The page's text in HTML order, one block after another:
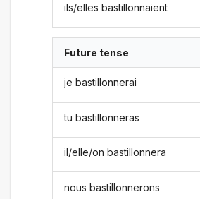
ils/elles bastillonnaient
Future tense
je bastillonnerai
tu bastillonneras
il/elle/on bastillonnera
nous bastillonnerons